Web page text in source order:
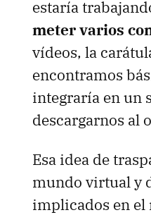
estaría
meter varios
vídeos, la
encontramos
integraría en un
descargarnos al
Esa idea de
mundo virtual y
implicados en